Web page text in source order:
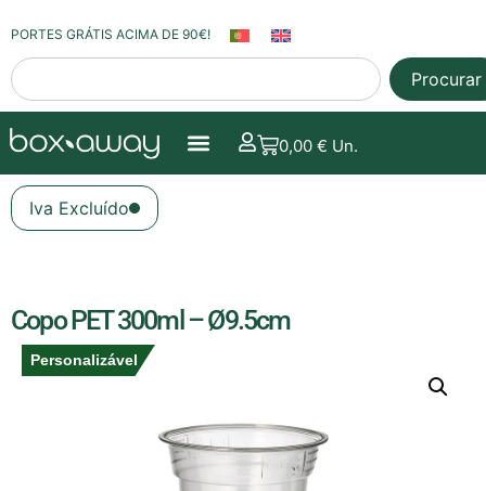
PORTES GRÁTIS ACIMA DE 90€!
Procurar
0,00€ Un.
Iva Excluído
Copo PET 300ml – Ø9.5cm
Personalizável